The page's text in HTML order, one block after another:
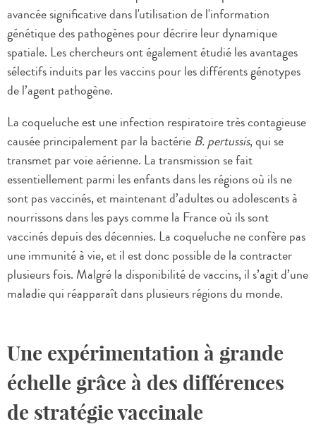
avancée significative dans l'utilisation de l'information
génétique des pathogènes pour décrire leur dynamique
spatiale. Les chercheurs ont également étudié les avantages
sélectifs induits par les vaccins pour les différents génotypes
de l’agent pathogène.
La coqueluche est une infection respiratoire très contagieuse
causée principalement par la bactérie B. pertussis, qui se
transmet par voie aérienne. La transmission se fait
essentiellement parmi les enfants dans les régions où ils ne
sont pas vaccinés, et maintenant d’adultes ou adolescents à
nourrissons dans les pays comme la France où ils sont
vaccinés depuis des décennies. La coqueluche ne confère pas
une immunité à vie, et il est donc possible de la contracter
plusieurs fois. Malgré la disponibilité de vaccins, il s’agit d’une
maladie qui réapparaît dans plusieurs régions du monde.
Une expérimentation à grande
échelle grâce à des différences
de stratégie vaccinale